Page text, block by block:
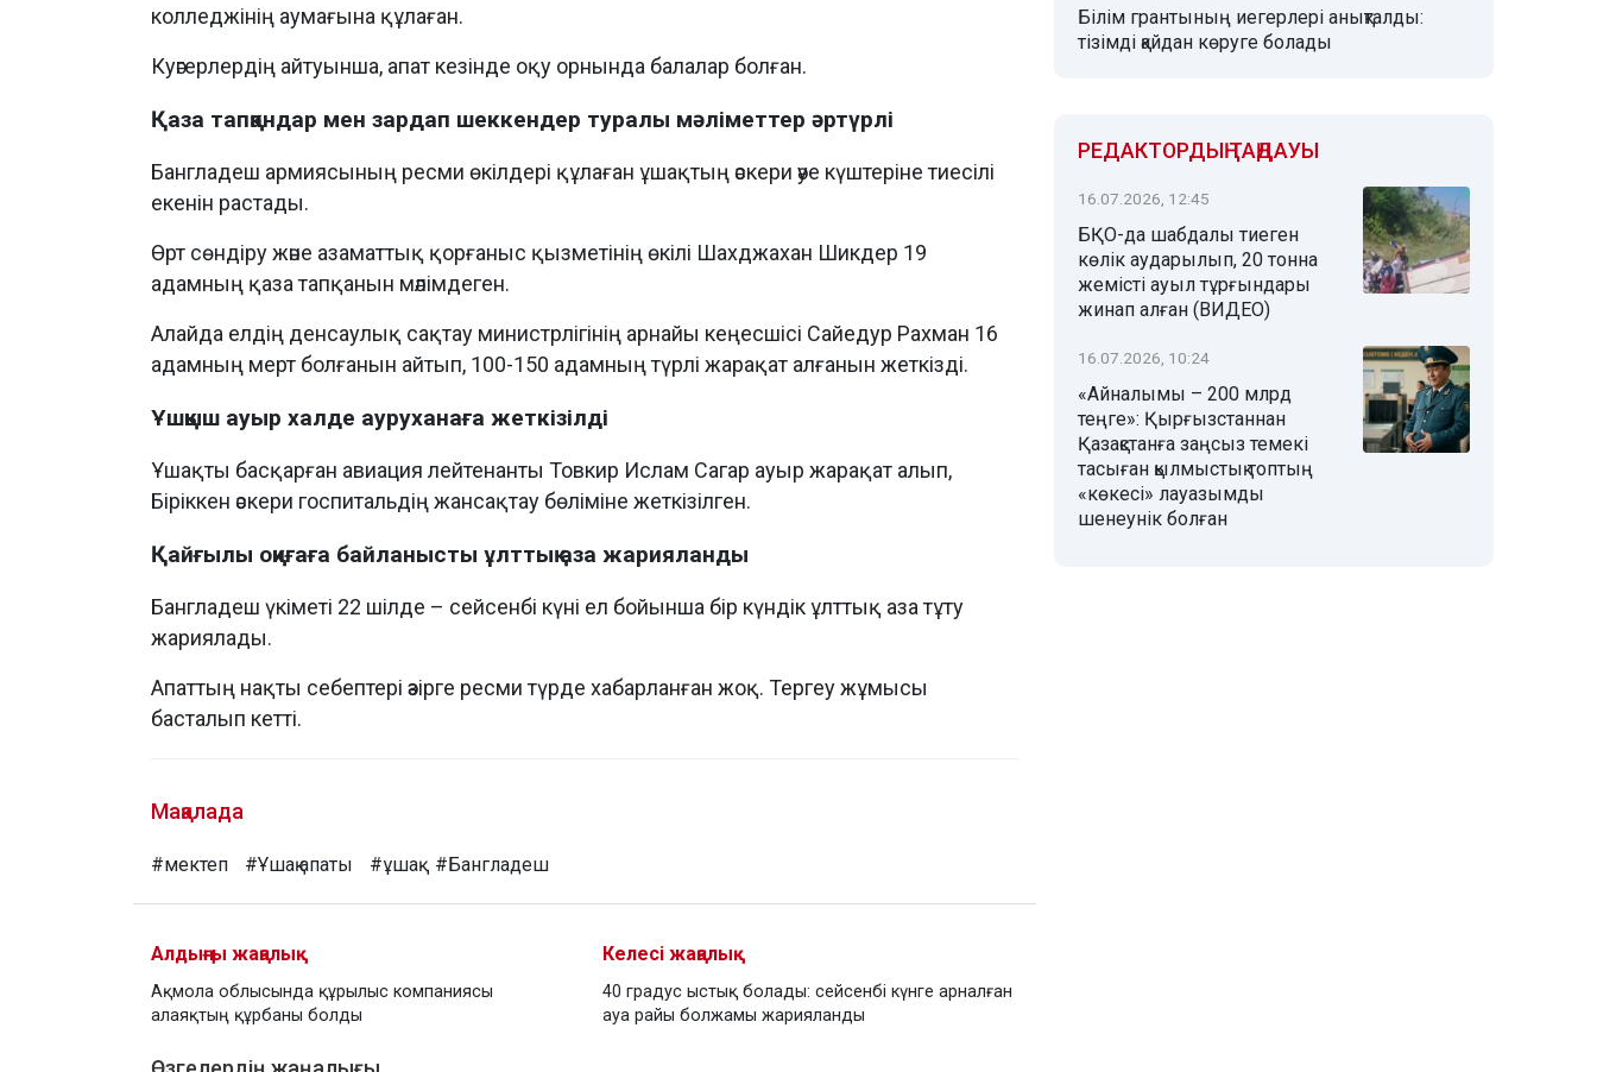
колледжінің аумағына құлаған.
Куәгерлердің айтуынша, апат кезінде оқу орнында балалар болған.
Қаза тапқандар мен зардап шеккендер туралы мәліметтер әртүрлі
Бангладеш армиясының ресми өкілдері құлаған ұшақтың әскери әуе күштеріне тиесілі
екенін растады.
Өрт сөндіру және азаматтық қорғаныс қызметінің өкілі Шахджахан Шикдер 19
адамның қаза тапқанын мәлімдеген.
Алайда елдің денсаулық сақтау министрлігінің арнайы кеңесшісі Сайедур Рахман 16
адамның мерт болғанын айтып, 100-150 адамның түрлі жарақат алғанын жеткізді.
Ұшқыш ауыр халде ауруханаға жеткізілді
Ұшақты басқарған авиация лейтенанты Товкир Ислам Сагар ауыр жарақат алып,
Біріккен әскери госпитальдің жансақтау бөліміне жеткізілген.
Қайғылы оқиғаға байланысты ұлттық аза жарияланды
Бангладеш үкіметі 22 шілде – сейсенбі күні ел бойынша бір күндік ұлттық аза тұту
жариялады.
Апаттың нақты себептері әзірге ресми түрде хабарланған жоқ. Тергеу жұмысы
басталып кетті.
Мақалада
#мектеп #Ұшақ апаты #ұшақ #Бангладеш
Алдыңғы жаңалық
Ақмола облысында құрылыс компаниясы
алаяқтың құрбаны болды
Келесі жаңалық
40 градус ыстық болады: сейсенбі күнге арналған
ауа райы болжамы жарияланды
Білім грантының иегерлері анықталды:
тізімді қайдан көруге болады
РЕДАКТОРДЫҢ ТАҢДАУЫ
16.07.2026, 12:45
БҚО-да шабдалы тиеген
көлік аударылып, 20 тонна
жемісті ауыл тұрғындары
жинап алған (ВИДЕО)
16.07.2026, 10:24
«Айналымы – 200 млрд
теңге»: Қырғызстаннан
Қазақстанға заңсыз темекі
тасыған қылмыстық топтың
«көкесі» лауазымды
шенеунік болған